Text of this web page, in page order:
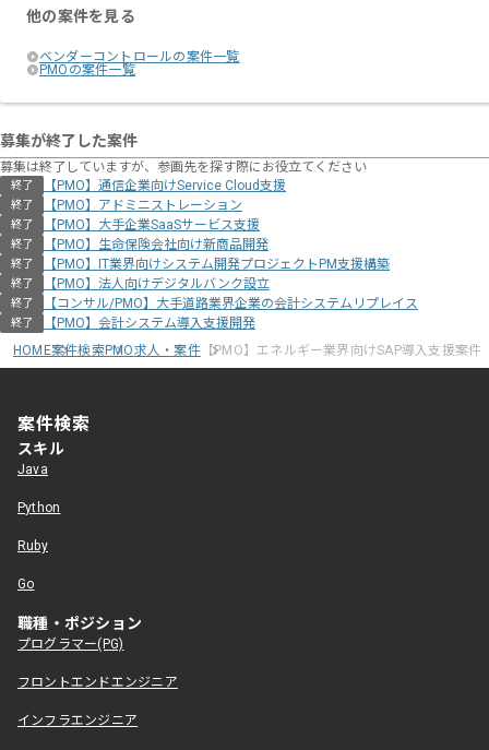
他の案件を見る
ベンダーコントロールの案件一覧
PMOの案件一覧
募集が終了した案件
募集は終了していますが、参画先を探す際にお役立てください
終了 【PMO】通信企業向けService Cloud支援
終了 【PMO】アドミニストレーション
終了 【PMO】大手企業SaaSサービス支援
終了 【PMO】生命保険会社向け新商品開発
終了 【PMO】IT業界向けシステム開発プロジェクトPM支援構築
終了 【PMO】法人向けデジタルバンク設立
終了 【コンサル/PMO】大手道路業界企業の会計システムリプレイス
終了
【PMO】会計システム導入支援開発
HOME案件検索PMO求人・案件【PMO】エネルギー業界向けSAP導入支援案件
案件検索
スキル
Java
Python
Ruby
Go
職種・ポジション
プログラマー(PG)
フロントエンドエンジニア
インフラエンジニア